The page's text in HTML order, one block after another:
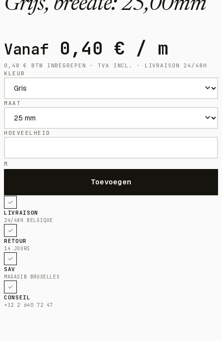
Grijs, breedte: 25,00mm
Vanaf 0,40 € / m
0,48€
BTW INBEGREPEN · TVA INCL. · LIVRAISON 24/48H
KLEUR
MAAT
HOEVEELHEID
M
LIVRAISON
24/48H BELGIQUE
RETOUR
14 JOURS
SAV
MAGASIN BRUXELLES
CONSEIL
+32 2 640 72 47